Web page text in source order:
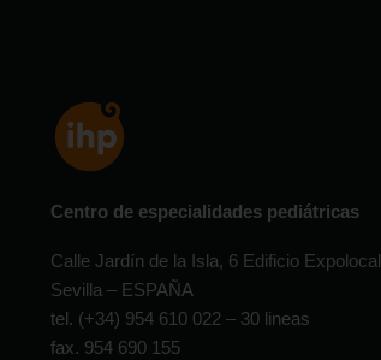
Centro de especialidades pediátricas
Calle Jardín de la Isla, 6 Edificio Expolocal
Sevilla – ESPAÑA
tel. (+34) 954 610 022 – 30 lineas
fax. 954 690 155